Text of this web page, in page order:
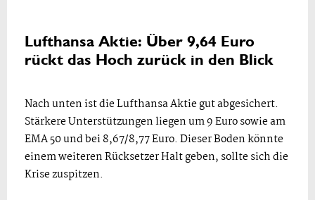
Lufthansa Aktie: Über 9,64 Euro
rückt das Hoch zurück in den Blick
Nach unten ist die Lufthansa Aktie gut abgesichert.
Stärkere Unterstützungen liegen um 9 Euro sowie am
EMA 50 und bei 8,67/8,77 Euro. Dieser Boden könnte
einem weiteren Rücksetzer Halt geben, sollte sich die
Krise zuspitzen.